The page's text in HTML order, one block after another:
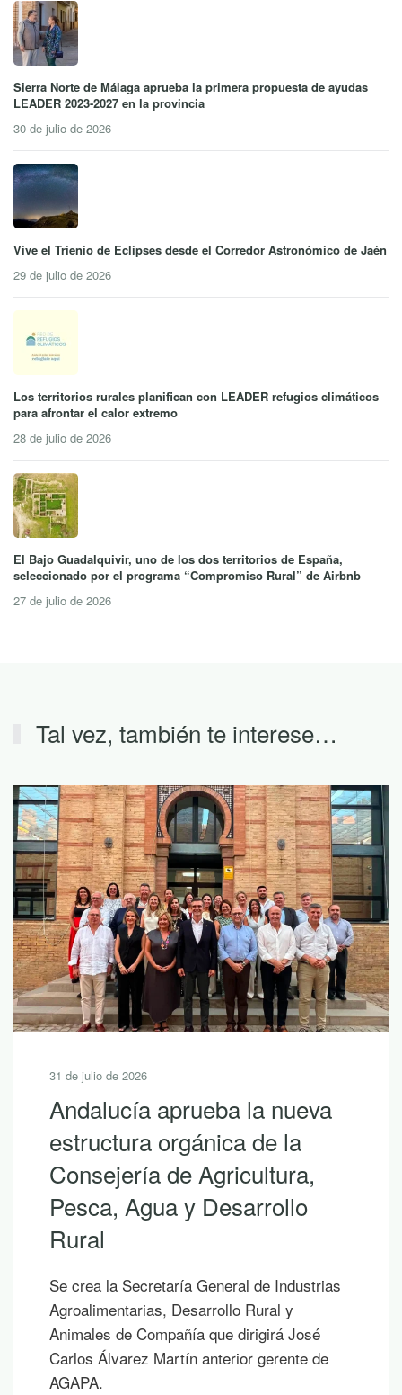
Sierra Norte de Málaga aprueba la primera propuesta de ayudas
LEADER 2023-2027 en la provincia
30 de julio de 2026
Vive el Trienio de Eclipses desde el Corredor Astronómico de Jaén
29 de julio de 2026
Los territorios rurales planifican con LEADER refugios climáticos
para afrontar el calor extremo
28 de julio de 2026
El Bajo Guadalquivir, uno de los dos territorios de España,
seleccionado por el programa “Compromiso Rural” de Airbnb
27 de julio de 2026
Tal vez, también te interese…
31 de julio de 2026
Andalucía aprueba la nueva
estructura orgánica de la
Consejería de Agricultura,
Pesca, Agua y Desarrollo
Rural
Se crea la Secretaría General de Industrias
Agroalimentarias, Desarrollo Rural y
Animales de Compañía que dirigirá José
Carlos Álvarez Martín anterior gerente de
AGAPA.